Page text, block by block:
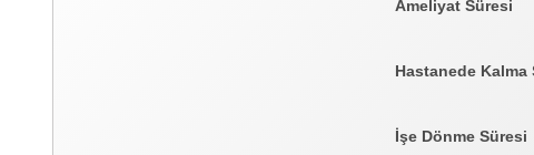
Ameliyat Süresi
Hastanede Kalma
İşe Dönme Süresi